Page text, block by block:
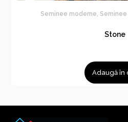
Seminee moderne
Stone
Adaugă în